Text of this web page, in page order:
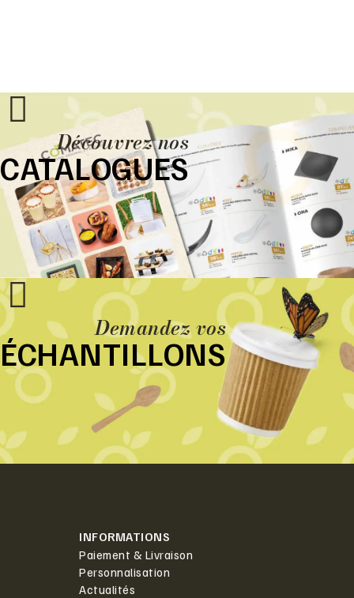
Découvrez nos
CATALOGUES
Demandez vos
ÉCHANTILLONS
INFORMATIONS
Paiement & Livraison
Personnalisation
Actualités